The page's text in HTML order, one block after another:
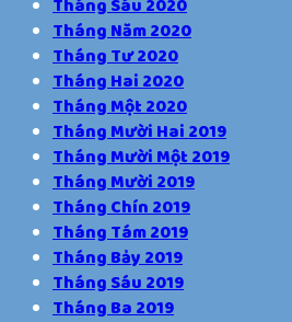
Tháng Sáu 2020
Tháng Năm 2020
Tháng Tư 2020
Tháng Hai 2020
Tháng Một 2020
Tháng Mười Hai 2019
Tháng Mười Một 2019
Tháng Mười 2019
Tháng Chín 2019
Tháng Tám 2019
Tháng Bảy 2019
Tháng Sáu 2019
Tháng Ba 2019